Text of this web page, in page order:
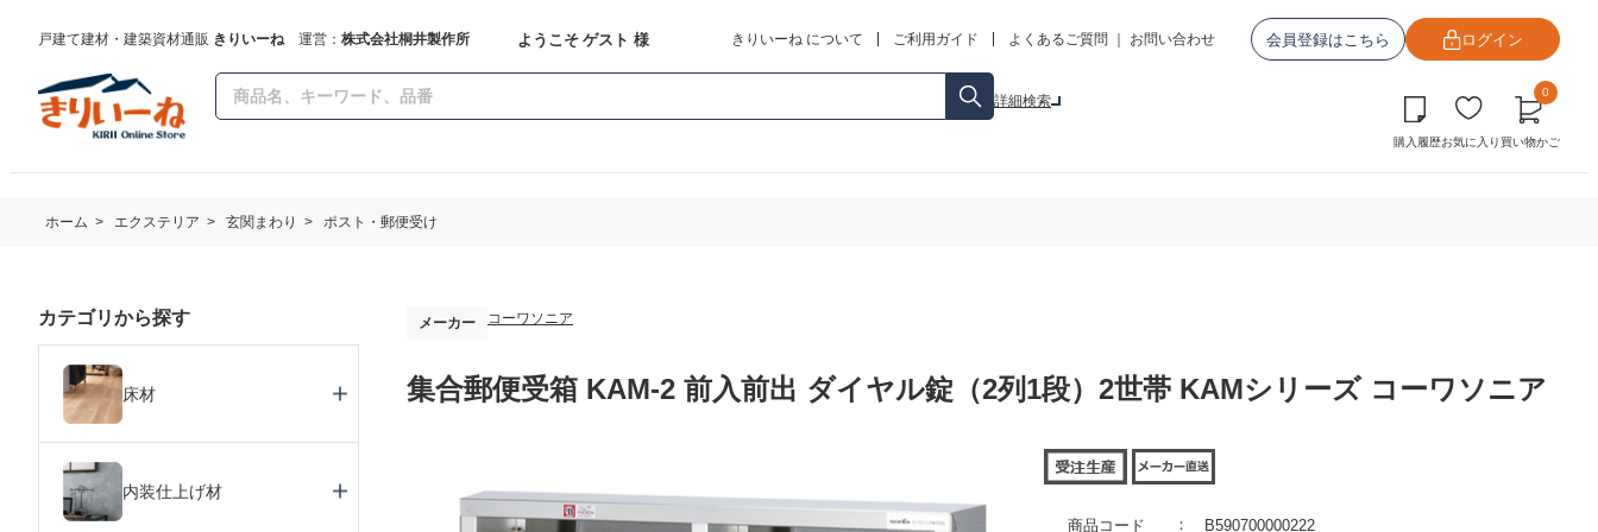
戸建て建材・建築資材通販 きりいーね運営： 株式会社桐井製作所 ようこそ ゲスト 様 きりいーね について ご利用ガイド よくあるご質問 お問い合わせ 会員登録はこちら ログイン
詳細検索
購入履歴お気に入り
0
買い物かご
ホーム > エクステリア > 玄関まわり > ポスト・郵便受け
メーカー コーワソニア
集合郵便受箱 KAM-2 前入前出 ダイヤル錠（2列1段）2世帯 KAMシリーズ コーワソニア
商品コード B590700000222
カテゴリから探す
床材
内装仕上げ材